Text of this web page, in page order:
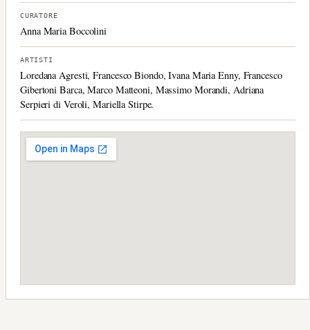
CURATORE
Anna Maria Boccolini
ARTISTI
Loredana Agresti, Francesco Biondo, Ivana Maria Enny, Francesco
Gibertoni Barca, Marco Matteoni, Massimo Morandi, Adriana
Serpieri di Veroli, Mariella Stirpe.